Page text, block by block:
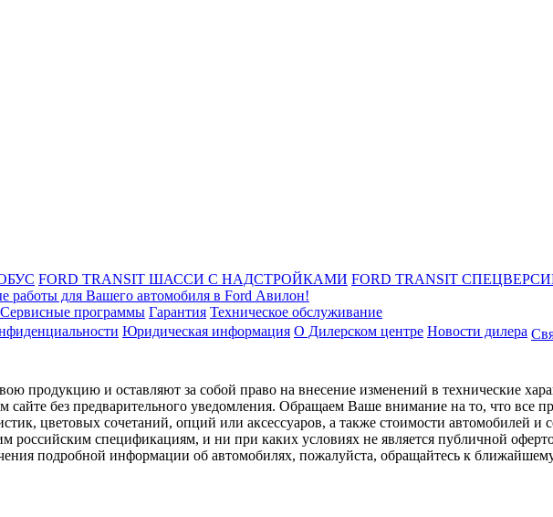
FORD TRANSIT ШАССИ С НАДСТРОЙКАМИ FORD TRANSIT
работы для Вашего автомобиля в Ford Авилон!
Сервисные программы Гарантия Техническое обслуживание
Юридическая информация О Дилерском центре Новости дилера
продукцию и оставляют за собой право на внесение изменений в технические
без предварительного уведомления. Обращаем Ваше внимание на то, что все
цветовых сочетаний, опций или аксессуаров, а также стоимости автомобилей и
российским спецификациям, и ни при каких условиях не является публичной
подробной информации об автомобилях, пожалуйста, обращайтесь к